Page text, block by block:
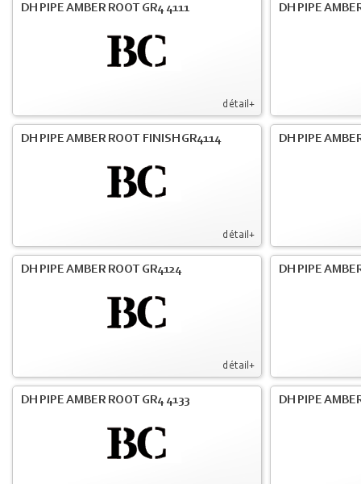
détail+
DH PIPE AMBER ROOT GR4 4111 DH PIPE
détail+
DH PIPE AMBER ROOT FINISH GR4114 DH PIPE
détail+
DH PIPE AMBER ROOT GR4124 DH PIPE
DH PIPE AMBER ROOT GR4 4133 DH PIPE